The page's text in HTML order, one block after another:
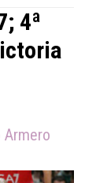
4ª
Armero